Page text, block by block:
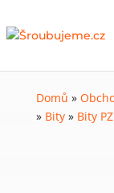
Domů »
» Bity» Bity PZ